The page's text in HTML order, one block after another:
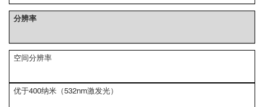
分辨率
空间分辨率
优于400纳米（532nm激发光）